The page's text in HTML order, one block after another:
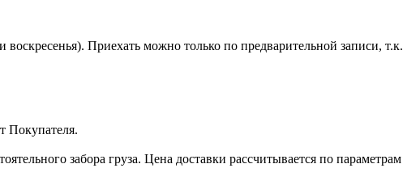
Приехать можно только по предварительной записи, т.к.
Покупателя.
забора груза. Цена доставки рассчитывается по параметрам